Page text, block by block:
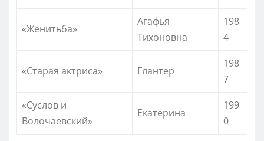
«Женитьба»
Агафья
Тихоновна
198
4
«Старая актриса» Глантер
198
7
«Суслов и
Волочаевский»
Екатерина
199
0